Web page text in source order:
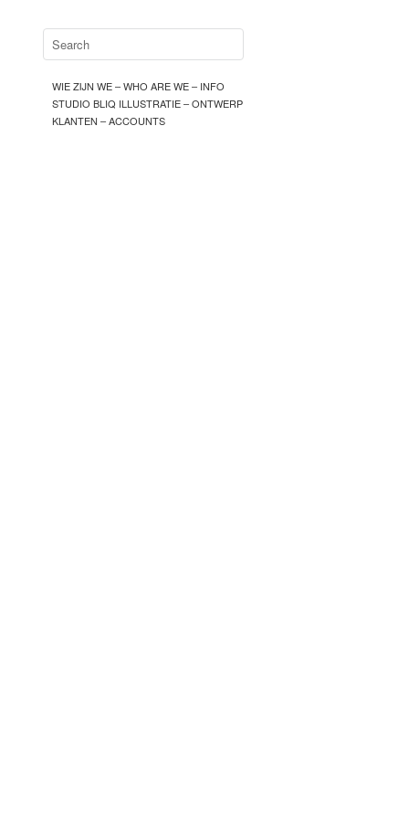
WIE ZIJN WE – WHO ARE WE – INFO
STUDIO BLIQ ILLUSTRATIE – ONTWERP
KLANTEN – ACCOUNTS